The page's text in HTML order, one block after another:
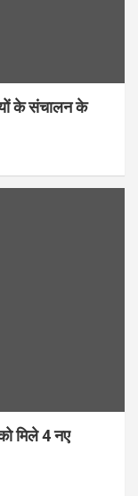
के संचालन के
मिले 4 नए